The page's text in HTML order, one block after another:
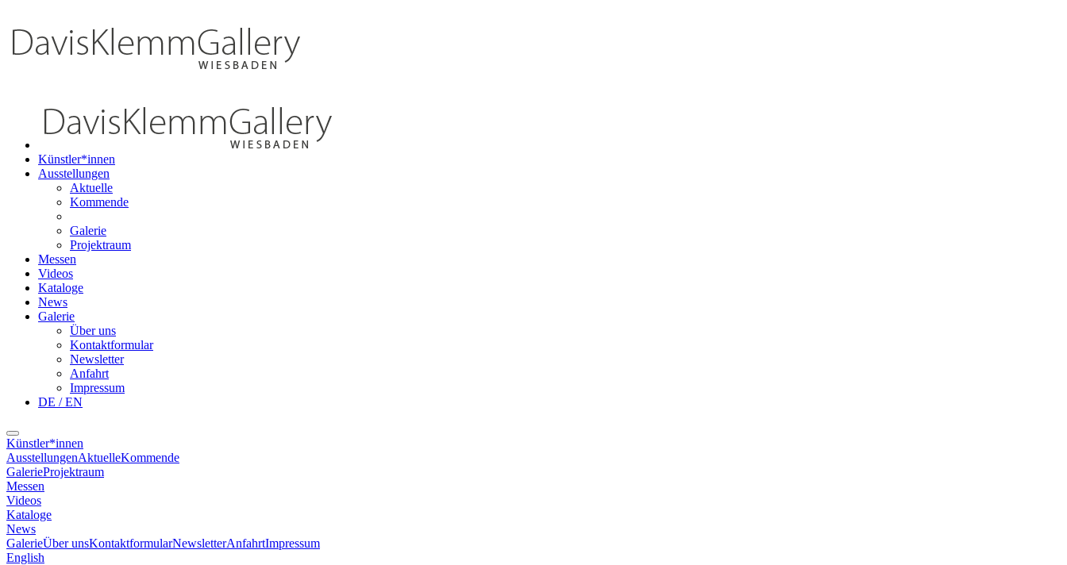
Künstler*innen
Ausstellungen
Aktuelle
Kommende
Galerie
Projektraum
Messen
Videos
Kataloge
News
Galerie
Über uns
Kontaktformular
Newsletter
Anfahrt
Impressum
DE / EN
Künstler*innen
AusstellungenAktuelleKommende
GalerieProjektraum
Messen
Videos
Kataloge
News
GalerieÜber unsKontaktformularNewsletterAnfahrtImpressum
English